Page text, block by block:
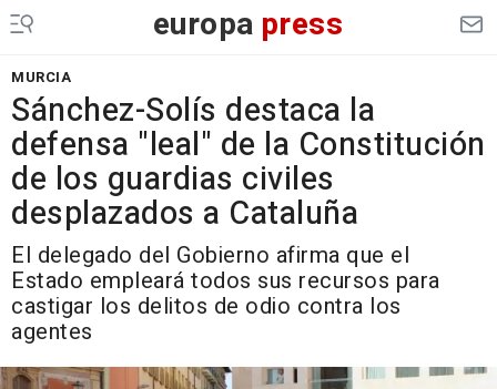
europa press
MURCIA
Sánchez-Solís destaca la
defensa "leal" de la Constitución
de los guardias civiles
desplazados a Cataluña
El delegado del Gobierno afirma que el
Estado empleará todos sus recursos para
castigar los delitos de odio contra los
agentes